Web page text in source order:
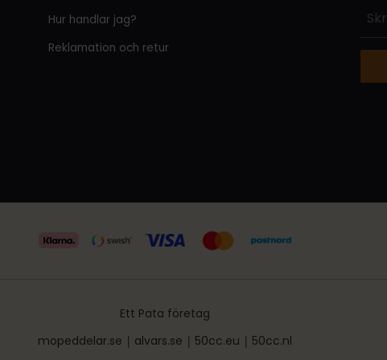
Hur handlar jag?
Reklamation och retur
Ett Pata företag
mopeddelar.se | alvars.se | 50cc.eu | 50cc.nl